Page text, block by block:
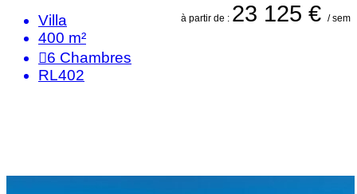
à partir de : 23 125 € / sem
Villa
400 m²
6 Chambres
RL402